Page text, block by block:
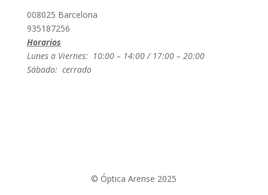
008025 Barcelona
935187256
Horarios
Lunes a Viernes: 10:00 – 14:00 / 17:00 – 20:00
Sábado: cerrado
© Óptica Arense 2025